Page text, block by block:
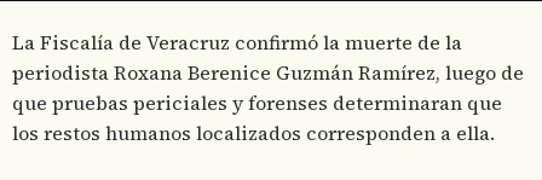
La Fiscalía de Veracruz confirmó la muerte de la
periodista Roxana Berenice Guzmán Ramírez, luego de
que pruebas periciales y forenses determinaran que
los restos humanos localizados corresponden a ella.